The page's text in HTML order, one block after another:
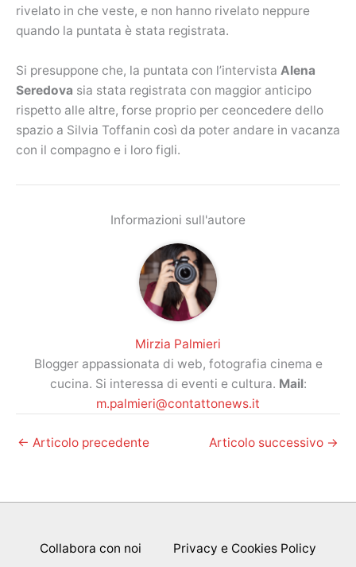
rivelato in che veste, e non hanno rivelato neppure
quando la puntata è stata registrata.
Si presuppone che, la puntata con l’intervista Alena
Seredova sia stata registrata con maggior anticipo
rispetto alle altre, forse proprio per ceoncedere dello
spazio a Silvia Toffanin così da poter andare in vacanza
con il compagno e i loro figli.
Informazioni sull'autore
Mirzia Palmieri
Blogger appassionata di web, fotografia cinema e
cucina. Si interessa di eventi e cultura. Mail:
m.palmieri@contattonews.it
← Articolo precedente Articolo successivo →
Collabora con noi Privacy e Cookies Policy